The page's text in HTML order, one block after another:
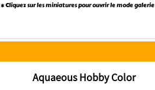
* Cliquez sur les miniatures pour ouvrir le mode galerie
Aquaeous Hobby Color